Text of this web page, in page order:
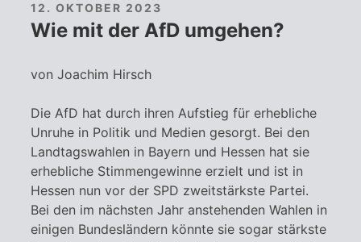
Wie mit der AfD umgehen?
12. OKTOBER 2023
von Joachim Hirsch
Die AfD hat durch ihren Aufstieg für erhebliche
Unruhe in Politik und Medien gesorgt. Bei den
Landtagswahlen in Bayern und Hessen hat sie
erhebliche Stimmengewinne erzielt und ist in
Hessen nun vor der SPD zweitstärkste Partei.
Bei den im nächsten Jahr anstehenden Wahlen in
einigen Bundesländern könnte sie sogar stärkste